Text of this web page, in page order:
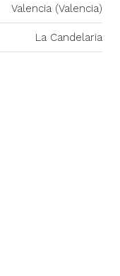
Valencia (Valencia)
La Candelaria
Avenida Principal de
Este, Sector: Prado del